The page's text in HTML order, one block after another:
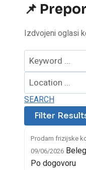
📌
Izdvojeni oglasi
SEARCH
Prodam frizijske
09/06/2026
Po dogovoru